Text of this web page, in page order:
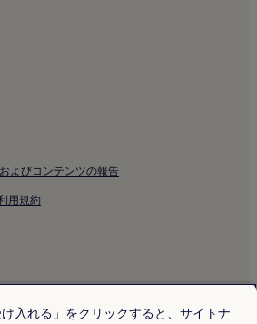
よびコンテンツの報告
用規約
け入れる」をクリックすると、サイトナ